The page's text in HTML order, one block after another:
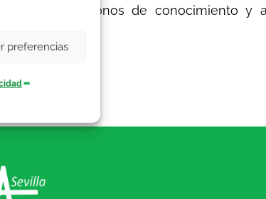
preferencias
de conocimiento y